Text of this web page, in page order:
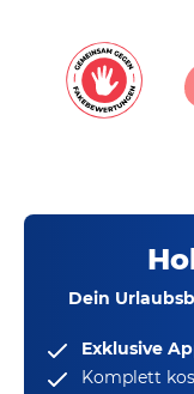
Dein
Exklusive
Komplett